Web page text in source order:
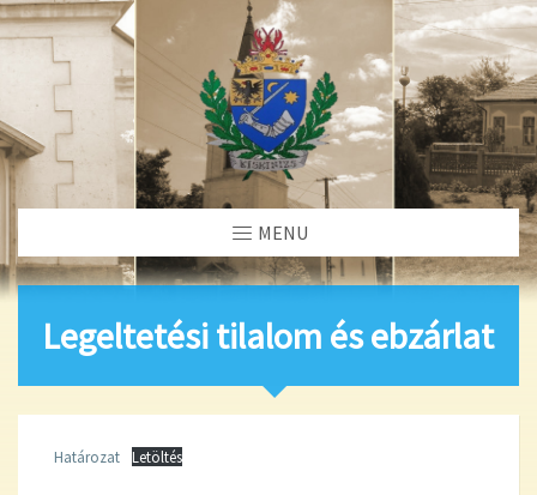
MENU
Legeltetési tilalom és ebzárlat
Határozat Letöltés